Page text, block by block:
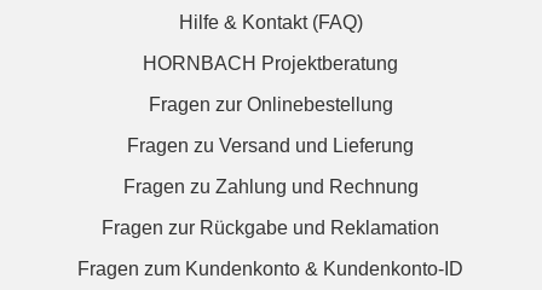
Hilfe & Kontakt (FAQ)
HORNBACH Projektberatung
Fragen zur Onlinebestellung
Fragen zu Versand und Lieferung
Fragen zu Zahlung und Rechnung
Fragen zur Rückgabe und Reklamation
Fragen zum Kundenkonto & Kundenkonto-ID